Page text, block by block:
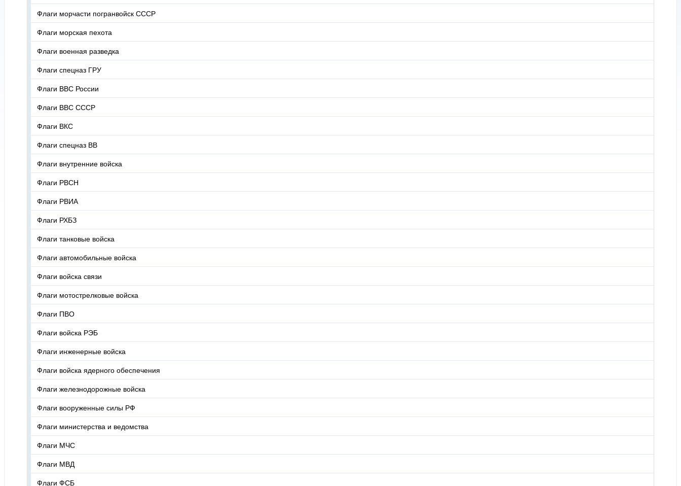
Флаги морчасти погранвойск СССР
Флаги морская пехота
Флаги военная разведка
Флаги спецназ ГРУ
Флаги ВВС России
Флаги ВВС СССР
Флаги ВКС
Флаги спецназ ВВ
Флаги внутренние войска
Флаги РВСН
Флаги РВИА
Флаги РХБЗ
Флаги танковые войска
Флаги автомобильные войска
Флаги войска связи
Флаги мотострелковые войска
Флаги ПВО
Флаги войска РЭБ
Флаги инженерные войска
Флаги войска ядерного обеспечения
Флаги железнодорожные войска
Флаги вооруженные силы РФ
Флаги министерства и ведомства
Флаги МЧС
Флаги МВД
Флаги ФСБ